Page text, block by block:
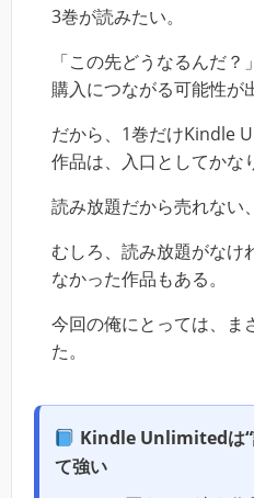
3巻が読みたい。
「この先どうなるんだ
購入につながる可能性が
だから、1巻だけKindle
作品は、入口としてかな
読み放題だから売れない
むしろ、読み放題がなけ
なかった作品もある。
今回の俺にとっては、ま
た。
Kindle Unlimitedは“
て強い